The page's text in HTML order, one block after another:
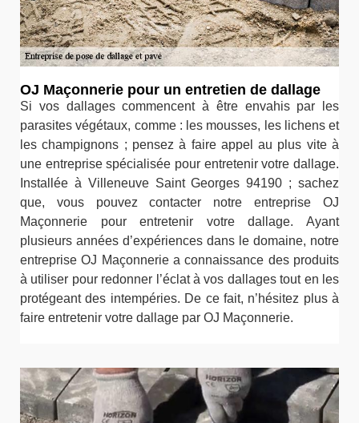
OJ Maçonnerie pour un entretien de dallage
Si vos dallages commencent à être envahis par les
parasites végétaux, comme : les mousses, les lichens et
les champignons ; pensez à faire appel au plus vite à
une entreprise spécialisée pour entretenir votre dallage.
Installée à Villeneuve Saint Georges 94190 ; sachez
que, vous pouvez contacter notre entreprise OJ
Maçonnerie pour entretenir votre dallage. Ayant
plusieurs années d’expériences dans le domaine, notre
entreprise OJ Maçonnerie a connaissance des produits
à utiliser pour redonner l’éclat à vos dallages tout en les
protégeant des intempéries. De ce fait, n’hésitez plus à
faire entretenir votre dallage par OJ Maçonnerie.